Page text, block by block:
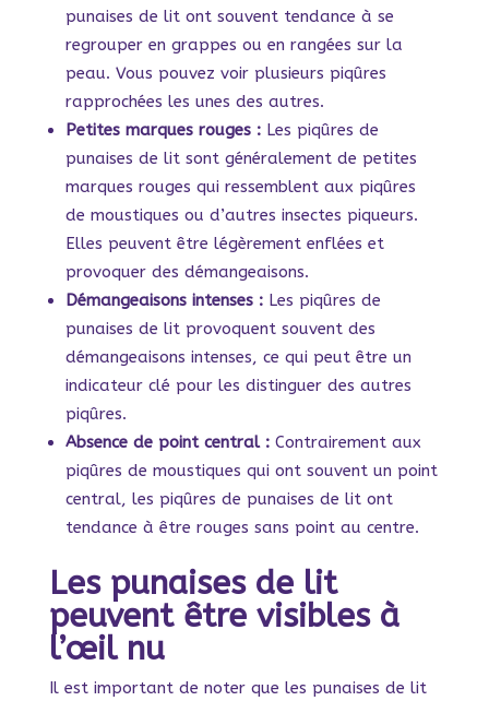
punaises de lit ont souvent tendance à se
regrouper en grappes ou en rangées sur la
peau. Vous pouvez voir plusieurs piqûres
rapprochées les unes des autres.
Petites marques rouges :Les piqûres de
punaises de lit sont généralement de petites
marques rouges qui ressemblent aux piqûres
de moustiques ou d’autres insectes piqueurs.
Elles peuvent être légèrement enflées et
provoquer des démangeaisons.
Démangeaisons intenses :Les piqûres de
punaises de lit provoquent souvent des
démangeaisons intenses, ce qui peut être un
indicateur clé pour les distinguer des autres
piqûres.
Absence de point central :Contrairement aux
piqûres de moustiques qui ont souvent un point
central, les piqûres de punaises de lit ont
tendance à être rouges sans point au centre.
Les punaises de lit
peuvent être visibles à
l’œil nu
Il est important de noter que les punaises de lit